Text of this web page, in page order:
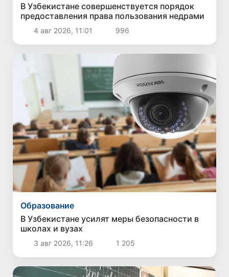
В Узбекистане совершенствуется порядок
предоставления права пользования недрами
4 авг 2026, 11:01 996
Образование
В Узбекистане усилят меры безопасности в
школах и вузах
3 авг 2026, 11:26 1 205